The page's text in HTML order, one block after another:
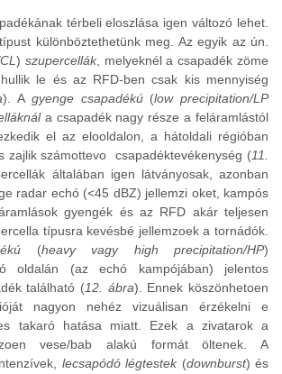
térbeli eloszlása igen változó lehet.
különböztethetünk meg. Az egyik az ún.
) szupercellák, melyeknél a csapadék zöme
le és az RFD-ben csak kis mennyiség
). A gyenge csapadékú(low precipitation/LP
a csapadék nagy része a feláramlástól
el az elooldalon, a hátoldali régióban
zajlik számottevo csapadéktevékenység (11.
általában igen látványosak, azonban
radar echó (<45 dBZ) jellemzi oket, kampós
gyengék és az RFD akár teljesen
típusra kevésbé jellemzoek a tornádók.
(heavy vagy high precipitation/HP)
oldalán (az echó kampójában) jelentos
található (12. ábra). Ennek köszönhetoen
nagyon nehéz vizuálisan érzékelni e
takaró hatása miatt. Ezek a zivatarok a
vese/bab alakú formát öltenek. A
lecsapódó légtestek(downburst) és